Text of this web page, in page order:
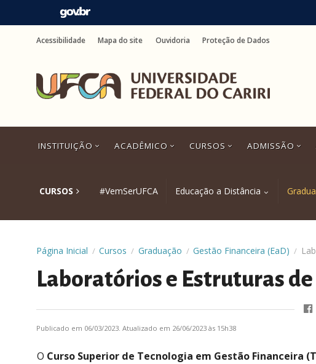
para
para
busca
rodapé
Acessibilidade Mapa do site Ouvidoria Proteção de Dados
INSTITUIÇÃO ACADÊMICO CURSOS ADMISSÃO
CURSOS #VemSerUFCA Educação a Distância
Página Inicial / Cursos / Graduação / Gestão Financeira (EaD) /
Laboratórios e Estruturas
Publicado em 06/03/2023. Atualizado em 26/06/2023 às 15h38
O Curso Superior de Tecnologia em Gestão Financeira